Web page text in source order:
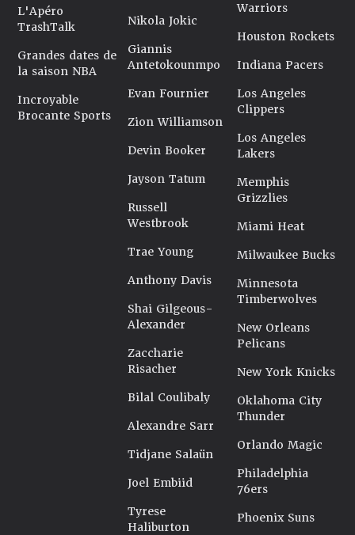
L'Apéro
TrashTalk
Grandes dates de
la saison NBA
Incroyable
Brocante Sports
Nikola Jokic
Giannis
Antetokounmpo
Evan Fournier
Zion Williamson
Devin Booker
Jayson Tatum
Russell
Westbrook
Trae Young
Anthony Davis
Shai Gilgeous-
Alexander
Zaccharie
Risacher
Bilal Coulibaly
Alexandre Sarr
Tidjane Salaün
Joel Embiid
Tyrese
Haliburton
Warriors
Houston Rockets
Indiana Pacers
Los Angeles
Clippers
Los Angeles
Lakers
Memphis
Grizzlies
Miami Heat
Milwaukee Bucks
Minnesota
Timberwolves
New Orleans
Pelicans
New York Knicks
Oklahoma City
Thunder
Orlando Magic
Philadelphia
76ers
Phoenix Suns